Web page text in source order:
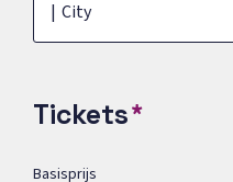
City
Tickets
Basisprijs